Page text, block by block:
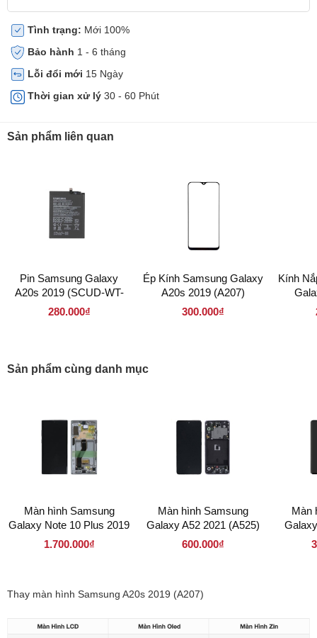
Tình trạng: Mới 100%
Bảo hành 1 - 6 tháng
Lỗi đổi mới 15 Ngày
Thời gian xử lý 30 - 60 Phút
Sản phẩm liên quan
Pin Samsung Galaxy
A20s 2019 (SCUD-WT-
N6)
280.000₫
Ép Kính Samsung Galaxy
A20s 2019 (A207)
300.000₫
Kính
Sản phẩm cùng danh mục
Màn hình Samsung
Galaxy Note 10 Plus 2019
(N970)
1.700.000₫
Màn hình Samsung
Galaxy A52 2021 (A525)
600.000₫
Màn
Thay màn hình Samsung A20s 2019 (A207)